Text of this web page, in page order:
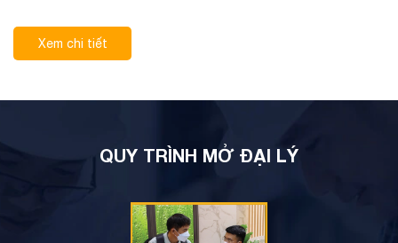
Xem chi tiết
QUY TRÌNH MỞ ĐẠI LÝ